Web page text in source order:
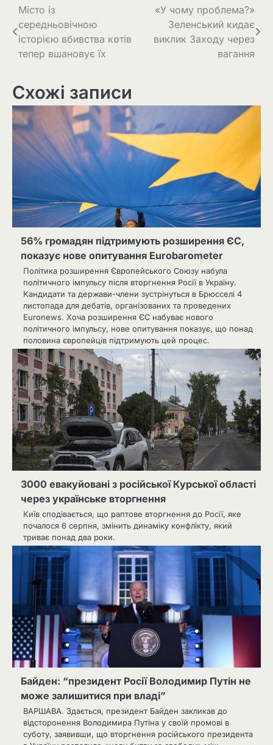
Навігація
записів
Місто із
середньовічною
історією вбивства котів
тепер вшановує їх
«У чому проблема?»
Зеленський кидає
виклик Заходу через
вагання
Схожі записи
56% громадян підтримують розширення ЄС,
показує нове опитування Eurobarometer
Політика розширення Європейського Союзу набула
політичного імпульсу після вторгнення Росії в Україну.
Кандидати та держави-члени зустрінуться в Брюсселі 4
листопада для дебатів, організованих та проведених
Euronews. Хоча розширення ЄС набуває нового
політичного імпульсу, нове опитування показує, що понад
половина європейців підтримують цей процес.
3000 евакуйовані з російської Курської області
через українське вторгнення
Київ сподівається, що раптове вторгнення до Росії, яке
почалося 6 серпня, змінить динаміку конфлікту, який
триває понад два роки.
Байден: “президент Росії Володимир Путін не
може залишитися при владі”
ВАРШАВА. Здається, президент Байден закликав до
відсторонення Володимира Путіна у своїй промові в
суботу, заявивши, що вторгнення російського президента